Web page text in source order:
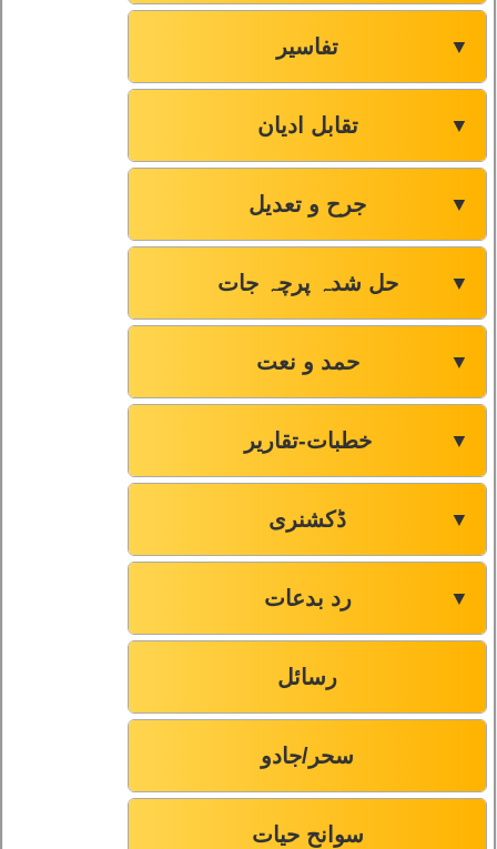
تفاسیر ▼
تقابل ادیان ▼
جرح و تعدیل ▼
حل شدہ پرچہ جات ▼
حمد و نعت ▼
خطبات-تقاریر ▼
ڈکشنری ▼
رد بدعات ▼
رسائل
سحر/جادو
سوانح حیات